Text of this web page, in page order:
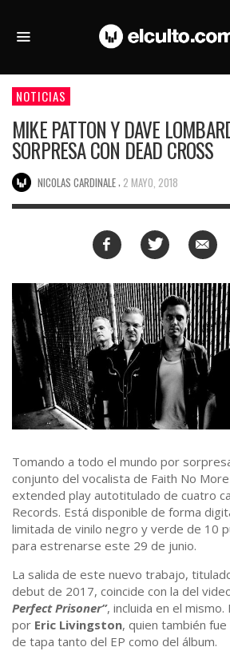
NOTICIAS
MIKE PATTON Y DAVE
SORPRESA CON DEAD CROSS
NICOLAS CARDINALE 2 MAYO, 2018
Tomando a todo el mundo por
conjunto del vocalista de Faith No
extended play autotitulado de cuatro
Records. Está disponible de forma
limitada de vinilo negro y verde de 10
para estrenarse este 29 de junio.
La salida de este nuevo trabajo,
debut de 2017, coincide con la del
Perfect Prisoner”, incluida en el
por Eric Livingston, quien también
de tapa tanto del EP como del álbum.